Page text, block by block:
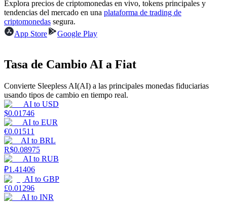
Power Piggy
Staking
Alta rentabilidad y acceso instantáneo
Explora precios de criptomonedas en vivo, tokens principales y
tendencias del mercado en una plataforma de trading de
criptomonedas segura.
App Store
Google Play
Tasa de Cambio AI a Fiat
Convierte Sleepless AI(AI) a las principales monedas fiduciarias
usando tipos de cambio en tiempo real.
AI to USD
$0.01746
AI to EUR
€0.01511
AI to BRL
R$0.08975
AI to RUB
₽1.41406
AI to GBP
£0.01296
AI to INR